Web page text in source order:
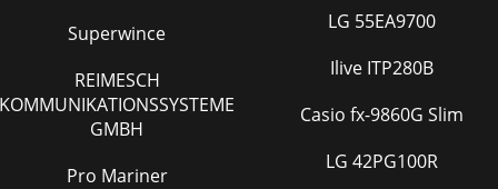
Superwince
REIMESCH
KOMMUNIKATIONSSYSTEME
GMBH
Pro Mariner
LG 55EA9700
Ilive ITP280B
Casio fx-9860G Slim
LG 42PG100R